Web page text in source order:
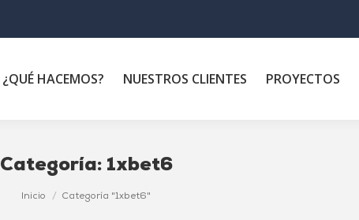
¿QUÉ HACEMOS? NUESTROS CLIENTES PROYECTOS
Categoría: 1xbet6
Inicio Categoría "1xbet6"